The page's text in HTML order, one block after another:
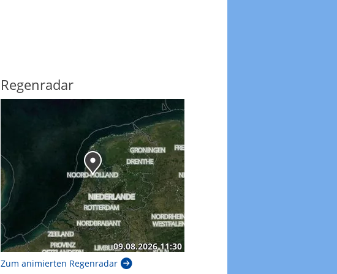
Regenradar
Zum animierten Regenradar